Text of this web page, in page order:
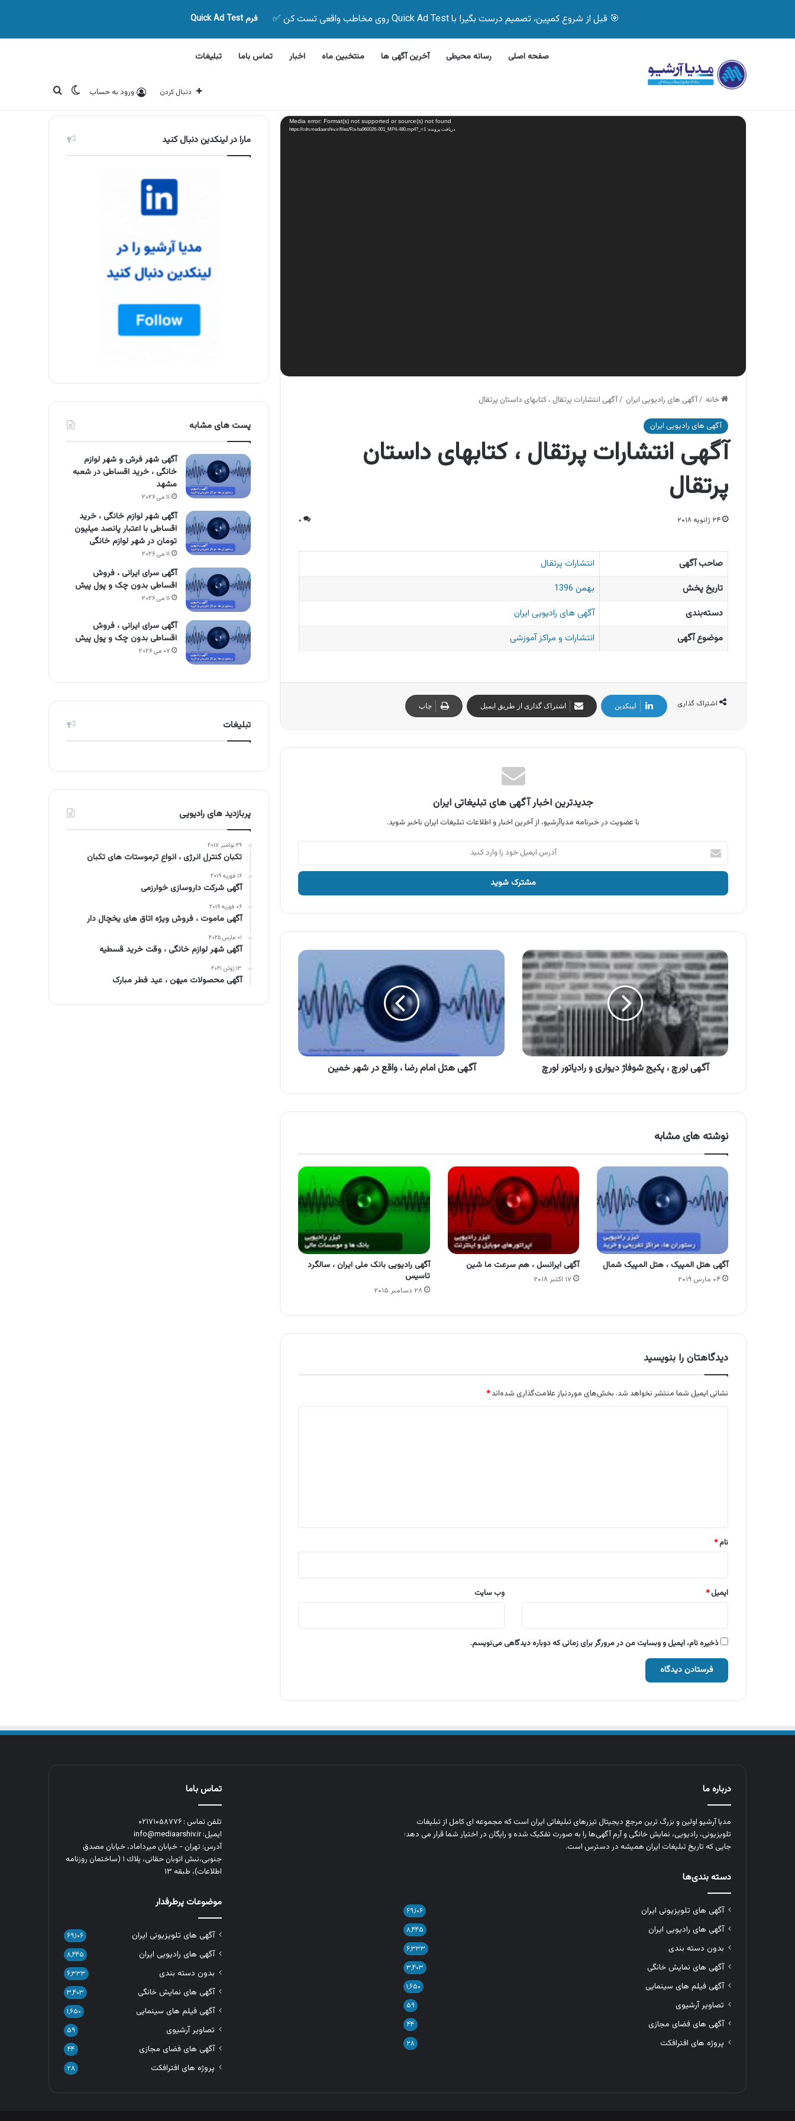
🎯 قبل از شروع کمپین، تصمیم درست بگیر! با Quick Ad Test روی مخاطب واقعی تست کن ✅ فرم Quick Ad Test
صفحه اصلی رسانه محیطی آخرین آگهی ها منتخبین ماه اخبار تماس باما تبلیغات
دنبال کردن ورود به حساب تغییر پوسته
جستجو برای جمعه, 7 آگوست 2026 آگهی های تازه
نمایشگر
ویدیو Media error: Format(s) not supported or source(s) not found
دریافت پرونده: https://cdn.mediaarshiv.ir/files/Ra-ba960026-001_MP4-480.mp4?_=1
خانه /آگهی های رادیویی ایران /آگهی انتشارات پرتقال ، کتابهای داستان پرتقال
آگهی های رادیویی ایران
آگهی انتشارات پرتقال ، کتابهای داستان
پرتقال
۲۴ ژانویه ۲۰۱۸ ۰
صاحب آگهی
انتشارات پرتقال
تاریخ پخش
بهمن 1396
دسته‌بندی
آگهی های رادیویی ایران
موضوع آگهی
انتشارات و مراکز آموزشی
اشتراک گذاری لینکدین اشتراک گذاری از طریق ایمیل چاپ
جدیدترین اخبار آگهی های تبلیغاتی ایران
با عضویت در خبرنامه مدیاآرشیو، از آخرین اخبار و اطلاعات تبلیغات ایران باخبر شوید.
آدرس
ایمیل
خود
وارد
آگهی
لورچ
،
پکیج
شوفاژ
دیواری
و
رادیاتور
لورچ
آگهی لورچ ، پکیج شوفاژ دیواری و رادیاتور لورچ
آگهی
رضا
،
واقع
در
شهر
خمین
آگهی هتل امام رضا ، واقع در شهر خمین
نوشته های مشابه
آگهی هتل المپیک ، هتل المپیک شمال
۰۴ مارس ۲۰۱۹
آگهی ایرانسل ، هم سرعت ما شین
۱۷ اکتبر ۲۰۱۸
آگهی رادیویی بانک ملی ایران ، سالگرد
تاسیس
۲۸ دسامبر ۲۰۱۵
دیدگاهتان را بنویسید
نشانی ایمیل شما منتشر نخواهد شد. بخش‌های موردنیاز علامت‌گذاری شده‌اند*
نام*
ایمیل* وب‌ سایت
ذخیره نام، ایمیل و وبسایت من در مرورگر برای زمانی که دوباره دیدگاهی می‌نویسم.
مارا در لینکدین دنبال کنید
پست های مشابه
آگهی شهر فرش و شهر لوازم
خانگی ، خرید اقساطی در شعبه
مشهد
۱۱ می ۲۰۲۶
آگهی شهر لوازم خانگی ، خرید
اقساطی با اعتبار پانصد میلیون
تومان در شهر لوازم خانگی
۱۱ می ۲۰۲۶
آگهی سرای ایرانی ، فروش
اقساطی بدون چک و پول پیش
۱۱ می ۲۰۲۶
آگهی سرای ایرانی ، فروش
اقساطی بدون چک و پول پیش
۰۷ می ۲۰۲۶
تبلیغات
پربازدید های رادیویی
۲۹ نوامبر ۲۰۱۷
تکبان کنترل انرژی ، انواع ترموستات های تکبان
۱۶ فوریه ۲۰۱۹
آگهی شرکت داروسازی خوارزمی
۰۶ فوریه ۲۰۱۹
آگهی ماموت ، فروش ویژه اتاق های یخچال دار
۰۱ مارس ۲۰۲۵
آگهی شهر لوازم خانگی ، وقت خرید قسطیه
۱۳ ژوئن ۲۰۲۱
آگهی محصولات میهن ، عید فطر مبارک
درباره ما
مدیا آرشیو اولین و بزرگ‌ ترین مرجع دیجیتال تیزرهای تبلیغاتی ایران است که مجموعه‌ ای کامل از تبلیغات
تلویزیونی، رادیویی، نمایش خانگی و آرم‌ آگهی‌ها را به‌ صورت تفکیک‌ شده و رایگان در اختیار شما قرار می‌ دهد؛
جایی که تاریخ تبلیغات ایران همیشه در دسترس است.
دسته بندی‌ها
آگهی های تلویزیونی ایران ۶۹,۱۰۶
آگهی های رادیویی ایران ۸,۴۴۵
بدون دسته بندی ۶,۳۳۳
آگهی های نمایش خانگی ۳,۴۰۳
آگهی فیلم های سینمایی ۱,۶۵۰
تصاویر آرشیوی ۵۹
آگهی های فضای مجازی ۴۴
پروژه های افترافکت ۲۸
تماس باما
تلفن تماس : ۰۲۱۷۱۰۵۸۷۷۶
ایمیل: info@mediaarshiv.ir
آدرس: تهران - خیابان میرداماد، خیابان مصدق
جنوبی،نبش اتوبان حقانی، پلاك ١ (ساختمان روزنامه
اطلاعات)، طبقه ۱۳
موضوعات پرطرفدار
آگهی های تلویزیونی ایران ۶۹,۱۰۶
آگهی های رادیویی ایران ۸,۴۴۵
بدون دسته بندی ۶,۳۳۳
آگهی های نمایش خانگی ۳,۴۰۳
آگهی فیلم های سینمایی ۱,۶۵۰
تصاویر آرشیوی ۵۹
آگهی های فضای مجازی ۴۴
پروژه های افترافکت ۲۸